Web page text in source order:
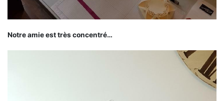
Notre amie est très concentré…